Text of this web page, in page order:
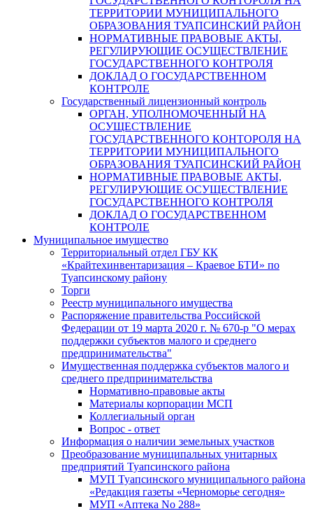
ТЕРРИТОРИИ МУНИЦИПАЛЬНОГО
ОБРАЗОВАНИЯ ТУАПСИНСКИЙ РАЙОН
НОРМАТИВНЫЕ ПРАВОВЫЕ АКТЫ,
РЕГУЛИРУЮЩИЕ ОСУЩЕСТВЛЕНИЕ
ГОСУДАРСТВЕННОГО КОНТРОЛЯ
ДОКЛАД О ГОСУДАРСТВЕННОМ
КОНТРОЛЕ
Государственный лицензионный контроль
ОРГАН, УПОЛНОМОЧЕННЫЙ НА
ОСУЩЕСТВЛЕНИЕ
ГОСУДАРСТВЕННОГО КОНТОРОЛЯ НА
ТЕРРИТОРИИ МУНИЦИПАЛЬНОГО
ОБРАЗОВАНИЯ ТУАПСИНСКИЙ РАЙОН
НОРМАТИВНЫЕ ПРАВОВЫЕ АКТЫ,
РЕГУЛИРУЮЩИЕ ОСУЩЕСТВЛЕНИЕ
ГОСУДАРСТВЕННОГО КОНТРОЛЯ
ДОКЛАД О ГОСУДАРСТВЕННОМ
КОНТРОЛЕ
Муниципальное имущество
Территориальный отдел ГБУ КК
«Крайтехинвентаризация – Краевое БТИ» по
Туапсинскому району
Торги
Реестр муниципального имущества
Распоряжение правительства Российской
Федерации от 19 марта 2020 г. № 670-р "О мерах
поддержки субъектов малого и среднего
предпринимательства"
Имущественная поддержка субъектов малого и
среднего предпринимательства
Нормативно-правовые акты
Материалы корпорации МСП
Коллегиальный орган
Вопрос - ответ
Информация о наличии земельных участков
Преобразование муниципальных унитарных
предприятий Туапсинского района
МУП Туапсинского муниципального района
«Редакция газеты «Черноморье сегодня»
МУП «Аптека No 288»